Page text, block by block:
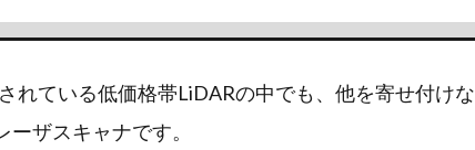
れている低価格帯LiDARの中でも、他を寄せ付けな
ザスキャナです。